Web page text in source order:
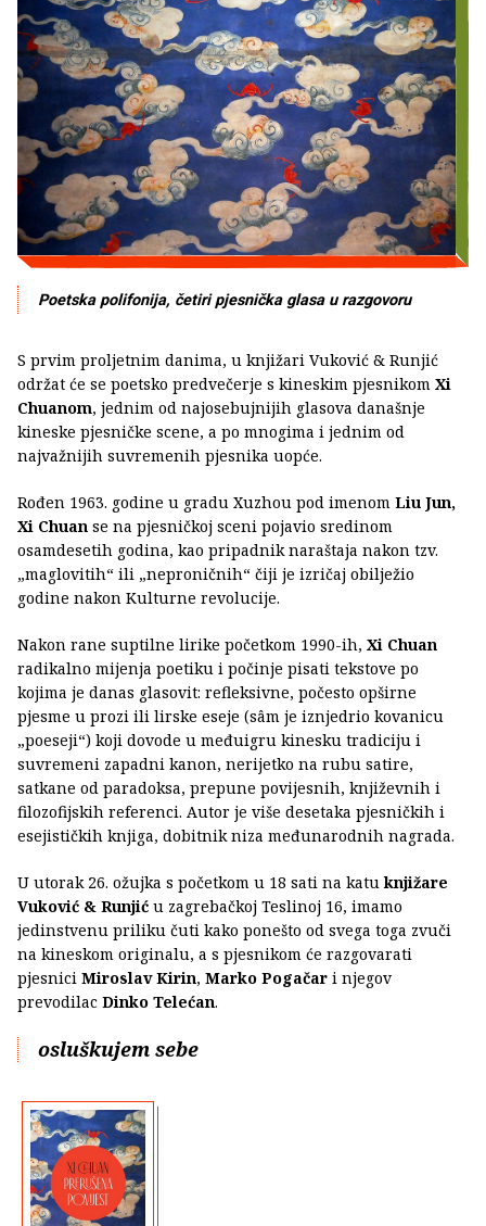
Poetska polifonija, četiri pjesnička glasa u razgovoru
S prvim proljetnim danima, u knjižari Vuković & Runjić
održat će se poetsko predvečerje s kineskim pjesnikom Xi
Chuanom, jednim od najosebujnijih glasova današnje
kineske pjesničke scene, a po mnogima i jednim od
najvažnijih suvremenih pjesnika uopće.
Rođen 1963. godine u gradu Xuzhou pod imenom Liu Jun,
Xi Chuan se na pjesničkoj sceni pojavio sredinom
osamdesetih godina, kao pripadnik naraštaja nakon tzv.
„maglovitih“ ili „neproničnih“ čiji je izričaj obilježio
godine nakon Kulturne revolucije.
Nakon rane suptilne lirike početkom 1990-ih, Xi Chuan
radikalno mijenja poetiku i počinje pisati tekstove po
kojima je danas glasovit: refleksivne, počesto opširne
pjesme u prozi ili lirske eseje (sâm je iznjedrio kovanicu
„poeseji“) koji dovode u međuigru kinesku tradiciju i
suvremeni zapadni kanon, nerijetko na rubu satire,
satkane od paradoksa, prepune povijesnih, književnih i
filozofijskih referenci. Autor je više desetaka pjesničkih i
esejističkih knjiga, dobitnik niza međunarodnih nagrada.
U utorak 26. ožujka s početkom u 18 sati na katuknjižare
Vuković & Runjić u zagrebačkoj Teslinoj 16, imamo
jedinstvenu priliku čuti kako ponešto od svega toga zvuči
na kineskom originalu, a s pjesnikom će razgovarati
pjesnici Miroslav Kirin, Marko Pogačar i njegov
prevodilac Dinko Telećan.
osluškujem sebe